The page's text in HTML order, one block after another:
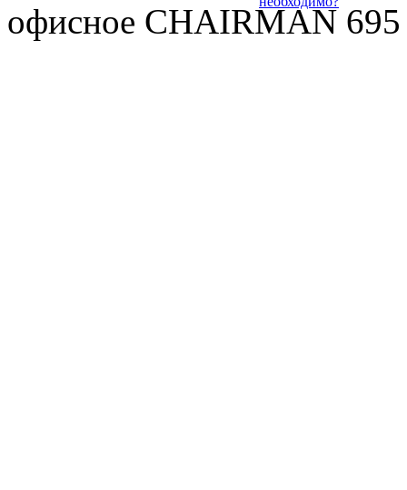
офисное CHAIRMAN 695